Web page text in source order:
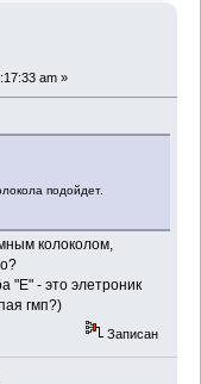
am »
подойдет.
колоколом,
"Е" - это элетроник
гмп?)
Записан